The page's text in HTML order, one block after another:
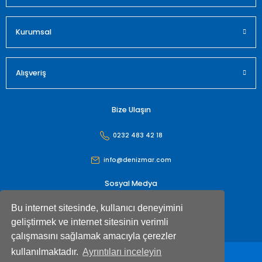
Bu internet sitesinde, kullanıcı deneyimini
geliştirmek ve internet sitesinin verimli
çalışmasını sağlamak amacıyla çerezler
kullanılmaktadır. Ayrıntıları inceleyin
Kurumsal
Alışveriş
Bize Ulaşın
0232 483 42 18
info@denizmar.com
Sosyal Medya